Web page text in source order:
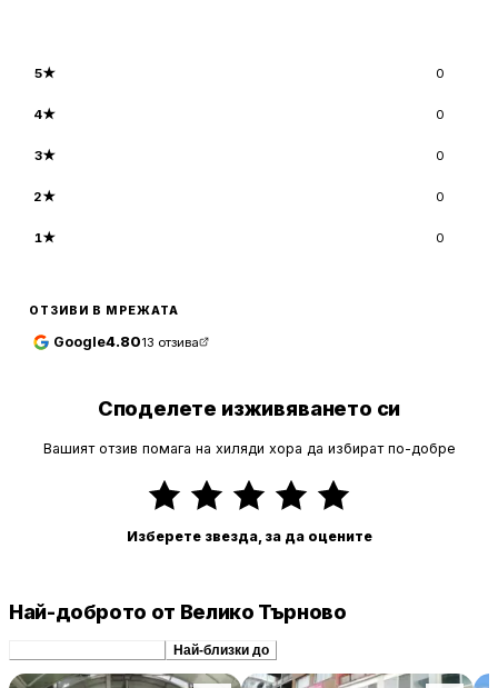
5★ 0
4★ 0
3★ 0
2★ 0
1★ 0
ОТЗИВИ В МРЕЖАТА
Google4.8013 отзива
Споделете изживяването си
Вашият отзив помага на хиляди хора да избират по-добре
Изберете звезда, за да оцените
Най-доброто от Велико Търново
Най-близки до